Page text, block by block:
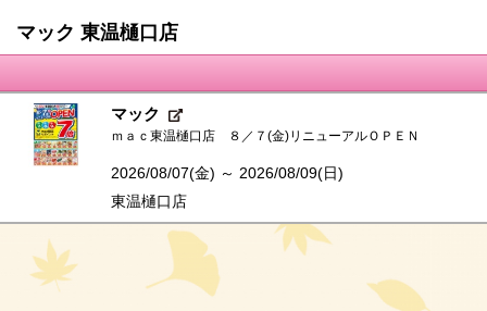
マック 東温樋口店
マック
ｍａｃ東温樋口店 ８／７(金)リニューアルＯＰＥＮ
2026/08/07(金) ～ 2026/08/09(日)
東温樋口店